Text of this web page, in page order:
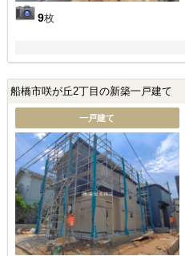
9枚
船橋市咲が丘2丁目の新築一戸建て
一戸建て